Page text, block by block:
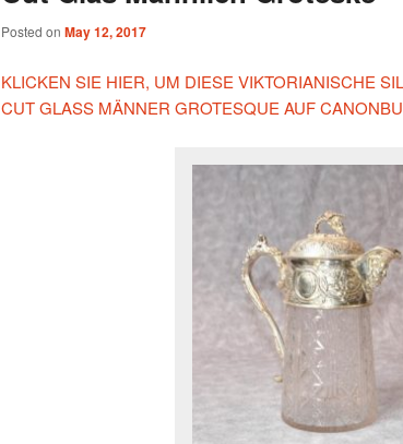
Posted on May 12, 2017
KLICKEN SIE HIER, UM DIESE VIKTORIANISCHE
CUT GLASS MÄNNER GROTESQUE AUF